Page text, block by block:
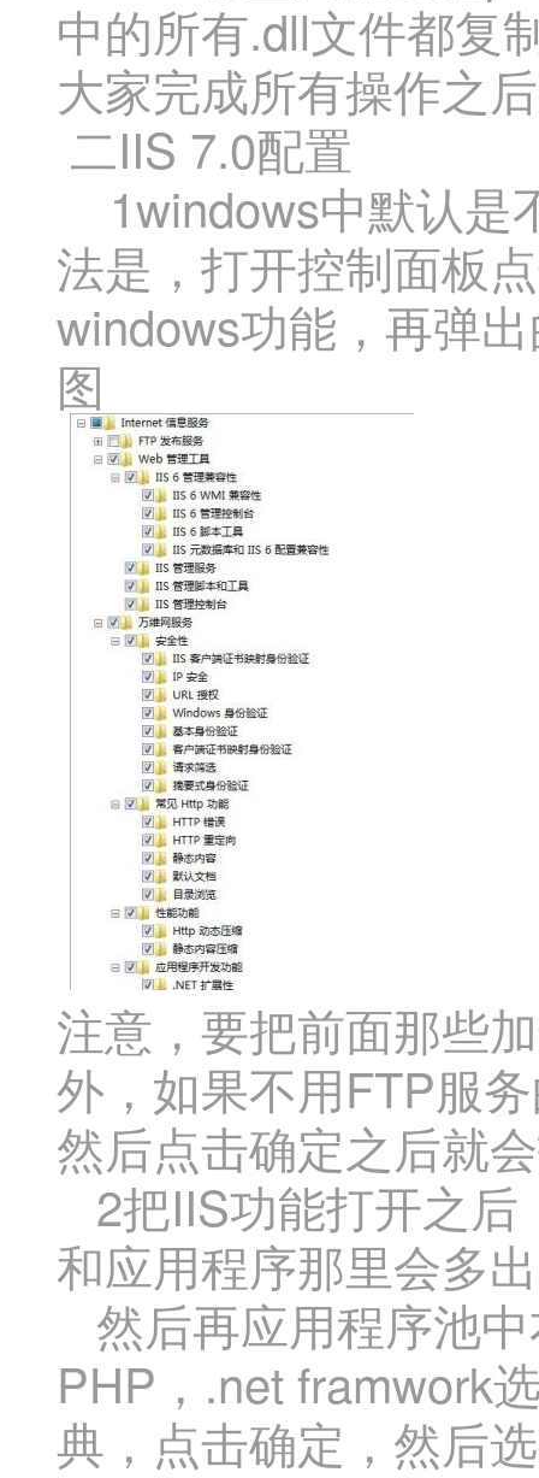
中的所有.dll文件都复
大家完成所有操作之
二IIS 7.0配置
1windows中默认是
法是，打开控制面板
windows功能，再弹
图
注意，要把前面那些
外，如果不用FTP服
然后点击确定之后就
2把IIS功能打开之后
和应用程序那里会多
然后再应用程序池
PHP，.net framwork
典，点击确定，然后